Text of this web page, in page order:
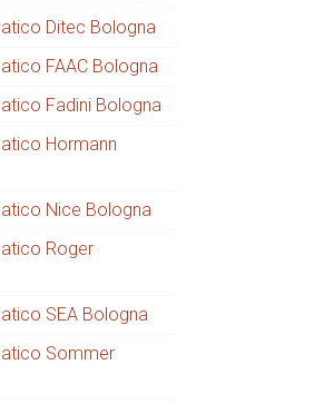
Ditec Bologna
FAAC Bologna
Fadini Bologna
Hormann
Nice Bologna
Roger
SEA Bologna
Sommer